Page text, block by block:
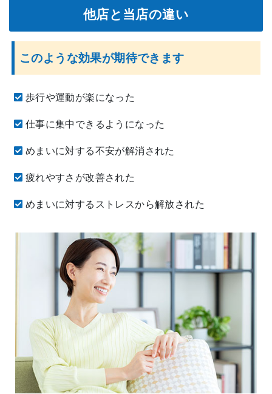
他店と当店の違い
このような効果が期待できます
歩行や運動が楽になった
仕事に集中できるようになった
めまいに対する不安が解消された
疲れやすさが改善された
めまいに対するストレスから解放された